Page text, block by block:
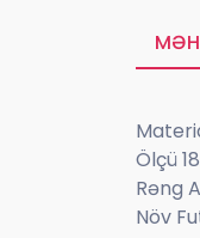
Ölçü
Rəng
Növ